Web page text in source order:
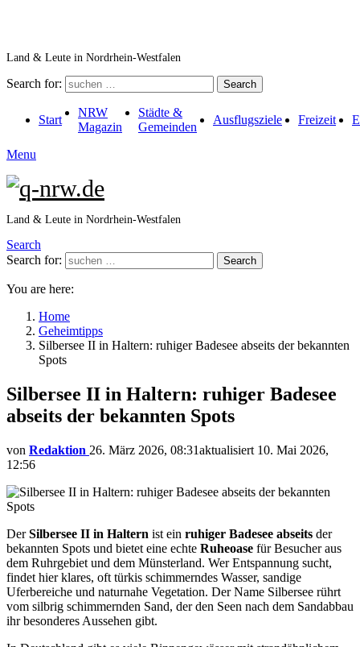
Land & Leute in Nordrhein-Westfalen
Search for: Search
Start
NRW
Magazin
Städte &
Gemeinden
Ausflugsziele Freizeit
Menu
Land & Leute in Nordrhein-Westfalen
Search
Search for:
Search
You are here:
Home
Geheimtipps
Silbersee II in Haltern: ruhiger Badesee abseits der bekannten
Spots
Silbersee II in Haltern: ruhiger Badesee
abseits der bekannten Spots
von Redaktion 26. März 2026, 08:31aktualisiert 10. Mai 2026,
12:56
DerSilbersee II in Haltern ist ein ruhiger Badesee abseits der
bekannten Spots und bietet eine echte Ruheoase für Besucher aus
dem Ruhrgebiet und dem Münsterland. Wer Entspannung sucht,
findet hier klares, oft türkis schimmerndes Wasser, sandige
Uferbereiche und naturnahe Vegetation. Der Name Silbersee rührt
vom silbrig schimmernden Sand, der den Seen nach dem Sandabbau
ihr besonderes Aussehen gibt.